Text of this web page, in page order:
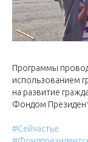
Программы
использованием
на развитие
Фондом
#Сейчастье